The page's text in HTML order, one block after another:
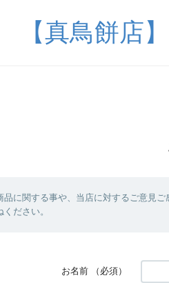
【真鳥餅店
品に関する事や、当店に対するご意見
ください。
お名前 （必須）